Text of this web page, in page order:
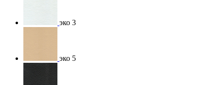
эко 3
эко 5